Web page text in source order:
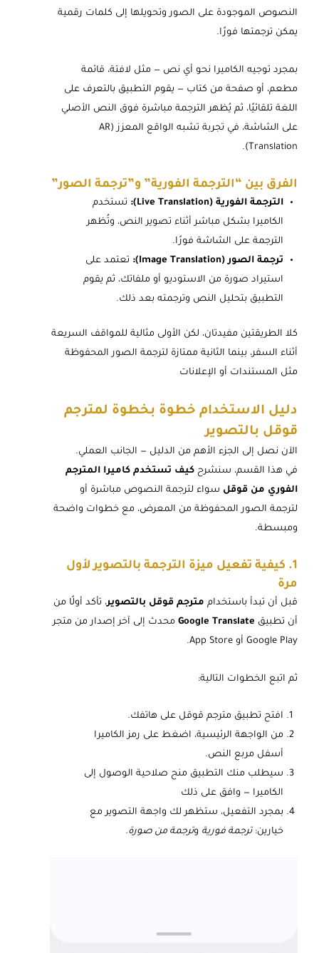
النصوص الموجودة على الصور وتحويلها إلى كلمات رقمية
يمكن ترجمتها فورًا.
بمجرد توجيه الكاميرا نحو أي نص — مثل لافتة، قائمة
مطعم، أو صفحة من كتاب — يقوم التطبيق بالتعرف على
اللغة تلقائيًا، ثم يُظهر الترجمة مباشرة فوق النص الأصلي
على الشاشة، في تجربة تشبه الواقع المعزز (AR
Translation).
الفرق بين “الترجمة الفورية” و”ترجمة الصور”
الترجمة الفورية (Live Translation):
تستخدم
الكاميرا بشكل مباشر أثناء تصوير النص، وتُظهر
الترجمة على الشاشة فورًا.
ترجمة الصور (Image Translation):
تعتمد على
استيراد صورة من الاستوديو أو ملفاتك، ثم يقوم
التطبيق بتحليل النص وترجمته بعد ذلك.
كلا الطريقتين مفيدتان، لكن الأولى مثالية للمواقف السريعة
أثناء السفر، بينما الثانية ممتازة لترجمة الصور المحفوظة
مثل المستندات أو الإعلانات
دليل الاستخدام خطوة بخطوة لمترجم
قوقل بالتصوير
الآن نصل إلى الجزء الأهم من الدليل — الجانب العملي.
في هذا القسم، سنشرح كيف تستخدم كاميرا المترجم
الفوري من قوقل سواء لترجمة النصوص مباشرة أو
لترجمة الصور المحفوظة من المعرض، مع خطوات واضحة
ومبسطة.
1. كيفية تفعيل ميزة الترجمة بالتصوير لأول
مرة
قبل أن تبدأ باستخدام مترجم قوقل بالتصوير، تأكد أولًا من
أن تطبيق Google Translate محدث إلى آخر إصدار من متجر
Google Play أو App Store.
ثم اتبع الخطوات التالية:
افتح تطبيق مترجم قوقل على هاتفك.
من الواجهة الرئيسية، اضغط على رمز الكاميرا
أسفل مربع النص.
سيطلب منك التطبيق منح صلاحية الوصول إلى
الكاميرا — وافق على ذلك
بمجرد التفعيل، ستظهر لك واجهة التصوير مع
خيارين:ترجمة فورية وترجمة من صورة.